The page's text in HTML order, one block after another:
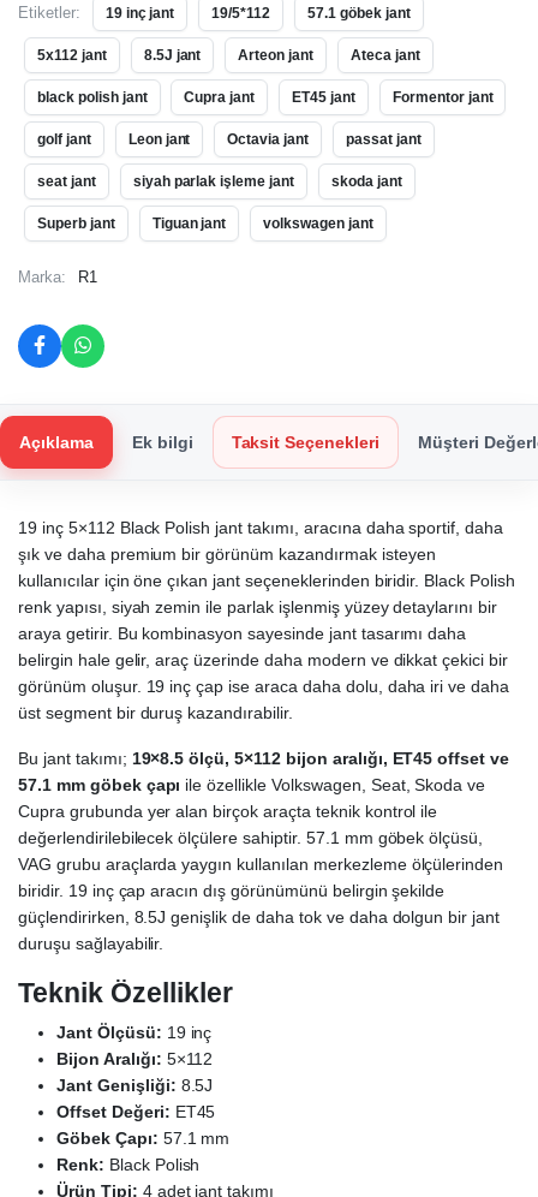
Etiketler: 19 inç jant 19/5*112 57.1 göbek jant
5x112 jant 8.5J jant Arteon jant Ateca jant
black polish jant Cupra jant ET45 jant Formentor jant
golf jant Leon jant Octavia jant passat jant
seat jant siyah parlak işleme jant skoda jant
Superb jant Tiguan jant volkswagen jant
Marka: R1
Açıklama Ek bilgi Taksit Seçenekleri Müşteri
19 inç 5×112 Black Polish jant takımı, aracına daha sportif, daha
şık ve daha premium bir görünüm kazandırmak isteyen
kullanıcılar için öne çıkan jant seçeneklerinden biridir. Black Polish
renk yapısı, siyah zemin ile parlak işlenmiş yüzey detaylarını bir
araya getirir. Bu kombinasyon sayesinde jant tasarımı daha
belirgin hale gelir, araç üzerinde daha modern ve dikkat çekici bir
görünüm oluşur. 19 inç çap ise araca daha dolu, daha iri ve daha
üst segment bir duruş kazandırabilir.
Bu jant takımı; 19×8.5 ölçü, 5×112 bijon aralığı, ET45 offset ve
57.1 mm göbek çapı ile özellikle Volkswagen, Seat, Skoda ve
Cupra grubunda yer alan birçok araçta teknik kontrol ile
değerlendirilebilecek ölçülere sahiptir. 57.1 mm göbek ölçüsü,
VAG grubu araçlarda yaygın kullanılan merkezleme ölçülerinden
biridir. 19 inç çap aracın dış görünümünü belirgin şekilde
güçlendirirken, 8.5J genişlik de daha tok ve daha dolgun bir jant
duruşu sağlayabilir.
Teknik Özellikler
Jant Ölçüsü: 19 inç
Bijon Aralığı: 5×112
Jant Genişliği: 8.5J
Offset Değeri: ET45
Göbek Çapı: 57.1 mm
Renk: Black Polish
Ürün Tipi: 4 adet jant takımı